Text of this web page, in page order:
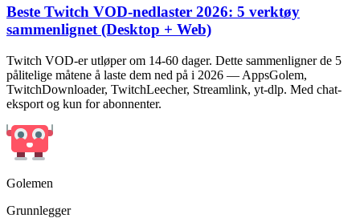
Beste Twitch VOD-nedlaster 2026: 5 verktøy
sammenlignet (Desktop + Web)
Twitch VOD-er utløper om 14-60 dager. Dette sammenligner de 5
pålitelige måtene å laste dem ned på i 2026 — AppsGolem,
TwitchDownloader, TwitchLeecher, Streamlink, yt-dlp. Med chat-
eksport og kun for abonnenter.
Golemen
Grunnlegger